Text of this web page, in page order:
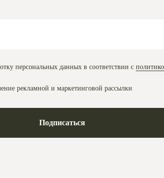
персональных данных в соответствии с
рекламной и маркетинговой рассылки
Подписаться